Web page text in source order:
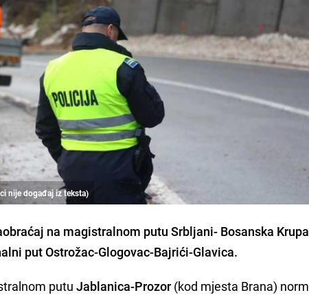
nije događaj iz teksta)
na magistralnom putu Srbljani- Bosanska
put Ostrožac-Glogovac-Bajrići-Glavica.
putuJablanica-Prozor (kod mjesta Brana)